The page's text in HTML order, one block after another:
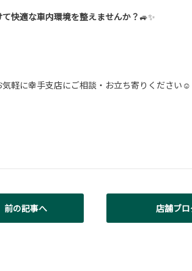
快適な車内環境を整えませんか？🚙✨
気軽に幸手支店にご相談・お立ち寄りください☺
前の記事へ 店舗ブ